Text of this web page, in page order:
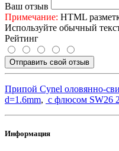
Ваш отзыв
Примечание: HTML
Используйте обычный
Рейтинг
Отправить свой отзыв
Припой Cynel оловянно-
d=1.6mm, с флюсом SW26 2
Информация